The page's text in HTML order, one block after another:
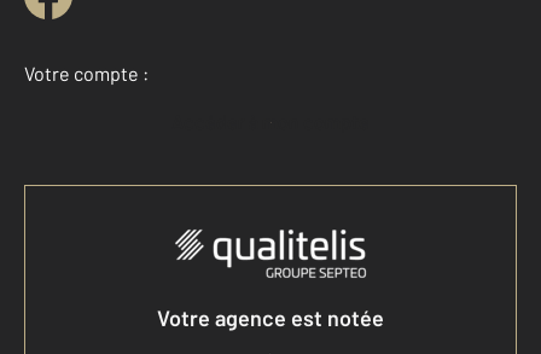
Votre compte :
Accéder à mon compte
Votre agence est notée